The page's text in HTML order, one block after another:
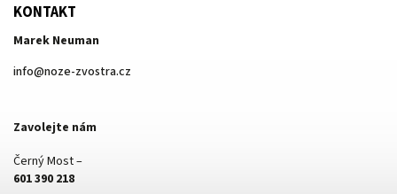
KONTAKT
Marek Neuman
info@noze-zvostra.cz
Zavolejte nám
Černý Most –
601 390 218